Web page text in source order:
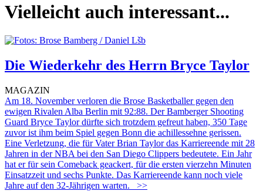
Vielleicht auch interessant...
Die Wiederkehr des Herrn Bryce Taylor
MAGAZIN
Am 18. November verloren die Brose Basketballer gegen den
ewigen Rivalen Alba Berlin mit 92:88. Der Bamberger Shooting
Guard Bryce Taylor dürfte sich trotzdem gefreut haben, 350 Tage
zuvor ist ihm beim Spiel gegen Bonn die achillessehne gerissen.
Eine Verletzung, die für Vater Brian Taylor das Karriereende mit 28
Jahren in der NBA bei den San Diego Clippers bedeutete. Ein Jahr
hat er für sein Comeback geackert, für die ersten vierzehn Minuten
Einsatzzeit und sechs Punkte. Das Karriereende kann noch viele
Jahre auf den 32-Jährigen warten.
>>